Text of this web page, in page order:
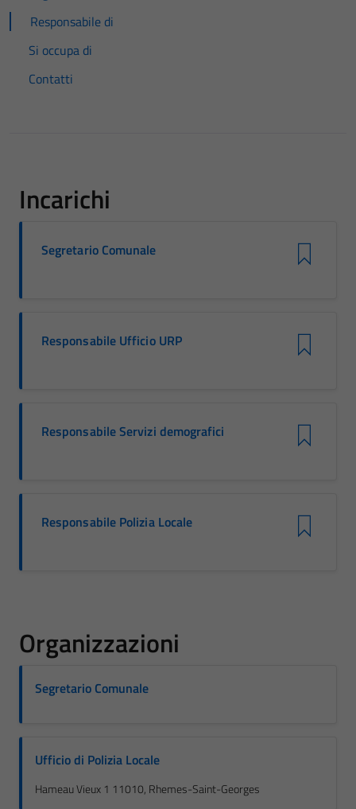
Responsabile di
Si occupa di
Contatti
Incarichi
Segretario Comunale
Responsabile Ufficio URP
Responsabile Servizi demografici
Responsabile Polizia Locale
Organizzazioni
Segretario Comunale
Ufficio di Polizia Locale
Hameau Vieux 1 11010, Rhemes-Saint-Georges